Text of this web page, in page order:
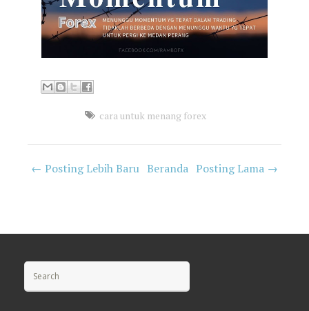
cara untuk menang forex
← Posting Lebih Baru Posting Lama →
Beranda
Search for: